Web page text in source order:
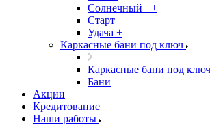
Солнечный ++
Старт
Удача +
Каркасные бани под ключ
Каркасные бани под ключ
Бани
Акции
Кредитование
Наши работы